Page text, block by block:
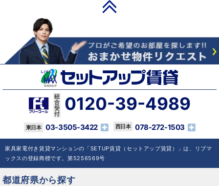
0120-39-4989
03-3505-3422 078-272-1503
家具家電付き賃貸マンションの「SETUP賃貸（セットアップ賃貸）」は、リブマ
ックスの登録商標です。第5256569号
都道府県から探す